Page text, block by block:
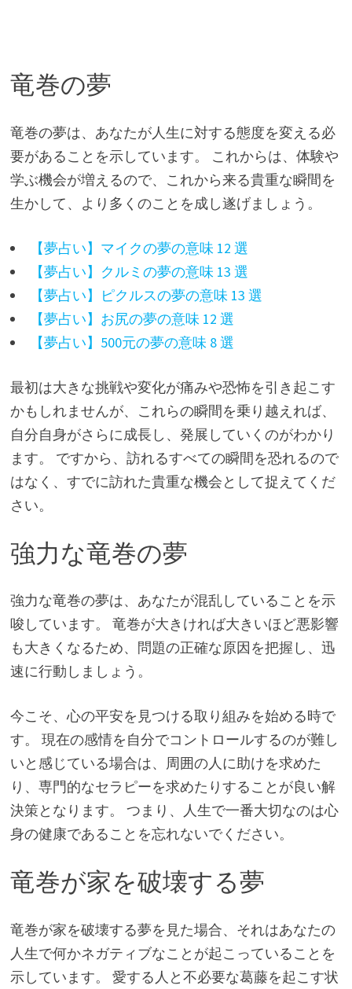
竜巻の夢
竜巻の夢は、あなたが人生に対する態度を変える必
要があることを示しています。 これからは、体験や
学ぶ機会が増えるので、これから来る貴重な瞬間を
生かして、より多くのことを成し遂げましょう。
【夢占い】マイクの夢の意味 12 選
【夢占い】クルミの夢の意味 13 選
【夢占い】ピクルスの夢の意味 13 選
【夢占い】お尻の夢の意味 12 選
【夢占い】500元の夢の意味 8 選
最初は大きな挑戦や変化が痛みや恐怖を引き起こす
かもしれませんが、これらの瞬間を乗り越えれば、
自分自身がさらに成長し、発展していくのがわかり
ます。 ですから、訪れるすべての瞬間を恐れるので
はなく、すでに訪れた貴重な機会として捉えてくだ
さい。
強力な竜巻の夢
強力な竜巻の夢は、あなたが混乱していることを示
唆しています。 竜巻が大きければ大きいほど悪影響
も大きくなるため、問題の正確な原因を把握し、迅
速に行動しましょう。
今こそ、心の平安を見つける取り組みを始める時で
す。 現在の感情を自分でコントロールするのが難し
いと感じている場合は、周囲の人に助けを求めた
り、専門的なセラピーを求めたりすることが良い解
決策となります。 つまり、人生で一番大切なのは心
身の健康であることを忘れないでください。
竜巻が家を破壊する夢
竜巻が家を破壊する夢を見た場合、それはあなたの
人生で何かネガティブなことが起こっていることを
示しています。 愛する人と不必要な葛藤を起こす状